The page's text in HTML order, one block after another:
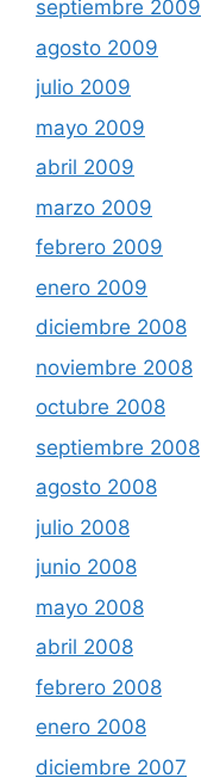
septiembre 2009
agosto 2009
julio 2009
mayo 2009
abril 2009
marzo 2009
febrero 2009
enero 2009
diciembre 2008
noviembre 2008
octubre 2008
septiembre 2008
agosto 2008
julio 2008
junio 2008
mayo 2008
abril 2008
febrero 2008
enero 2008
diciembre 2007